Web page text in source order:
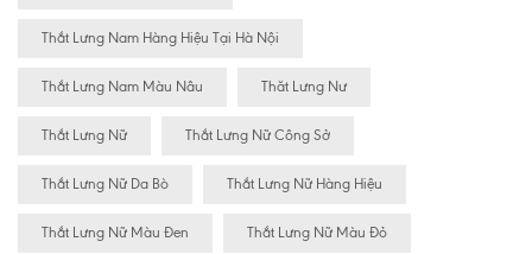
Thắt Lưng Nam Hàng Hiệu Tại Hà Nội
Thắt Lưng Nam Màu Nâu Thăt Lưng Nư
Thắt Lưng Nữ Thắt Lưng Nữ Công Sở
Thắt Lưng Nữ Da Bò Thắt Lưng Nữ Hàng Hiệu
Thắt Lưng Nữ Màu Đen Thắt Lưng Nữ Màu Đỏ